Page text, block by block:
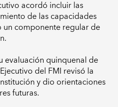
acordó incluir las
de las capacidades
un componente regular de
evaluación quinquenal de
del FMI revisó la
y dio orientaciones
futuras.